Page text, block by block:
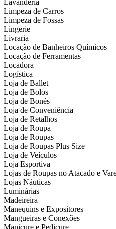
Lavanderia
Limpeza de Carros
Limpeza de Fossas
Lingerie
Livraria
Locação de Banheiros Químicos
Locação de Ferramentas
Locadora
Logística
Loja de Ballet
Loja de Bolos
Loja de Bonés
Loja de Conveniência
Loja de Retalhos
Loja de Roupa
Loja de Roupas
Loja de Roupas Plus Size
Loja de Veículos
Loja Esportiva
Lojas de Roupas no Atacado e
Lojas Náuticas
Luminárias
Madeireira
Manequins e Expositores
Mangueiras e Conexões